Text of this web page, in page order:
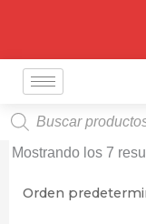
contenido
Búsqueda
de
Mostrando los 7